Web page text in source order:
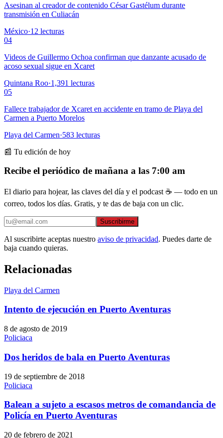
Asesinan al creador de contenido César Gastélum durante
transmisión en Culiacán
México·12 lecturas
04
Videos de Guillermo Ochoa confirman que danzante acusado de
acoso sexual sigue en Xcaret
Quintana Roo·1,391 lecturas
05
Fallece trabajador de Xcaret en accidente en tramo de Playa del
Carmen a Puerto Morelos
Playa del Carmen·583 lecturas
📰 Tu edición de hoy
Recibe el periódico de mañana a las 7:00 am
El diario para hojear, las claves del día y el podcast ☕ — todo en un
correo, todos los días. Gratis, y te das de baja con un clic.
Suscribirme
Al suscribirte aceptas nuestro aviso de privacidad. Puedes darte de
baja cuando quieras.
Relacionadas
Playa del Carmen
Intento de ejecución en Puerto Aventuras
8 de agosto de 2019
Policiaca
Dos heridos de bala en Puerto Aventuras
19 de septiembre de 2018
Policiaca
Balean a sujeto a escasos metros de comandancia de
Policía en Puerto Aventuras
20 de febrero de 2021